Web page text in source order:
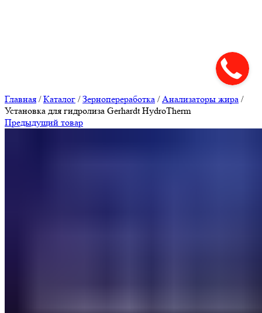
Главная /Каталог /Зернопереработка /Анализаторы жира /
Установка для гидролиза Gerhardt HydroTherm
Предыдущий товар